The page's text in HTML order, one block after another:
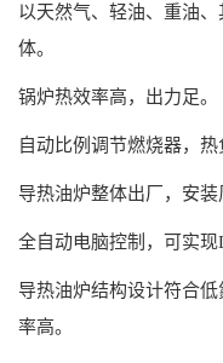
以天然气、轻油、重油
体。
锅炉热效率高，出力足。
自动比例调节燃烧器，热
导热油炉整体出厂，安装
全自动电脑控制，可实现
导热油炉结构设计符合
率高。